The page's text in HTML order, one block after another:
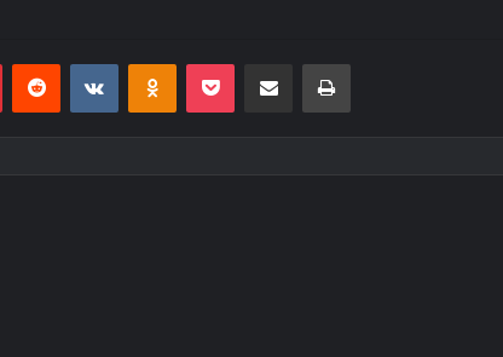
PinterestReddit VKontakteOdnoklassniki
Pocket E-Posta ile paylaş Yazdır